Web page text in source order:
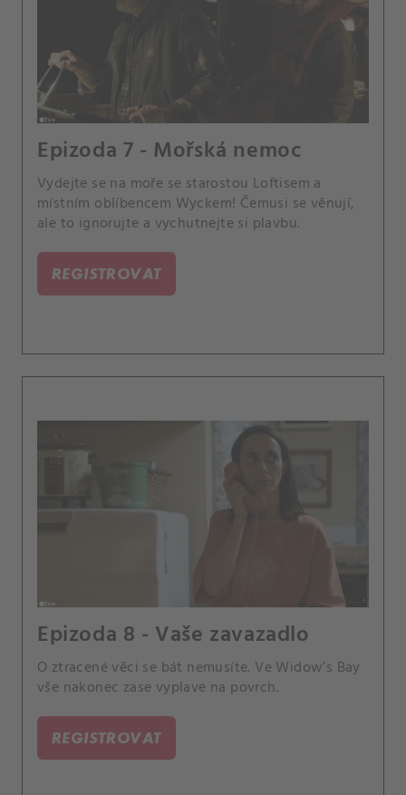
Epizoda 7 - Mořská nemoc
Vydejte se na moře se starostou Loftisem a
místním oblíbencem Wyckem! Čemusi se věnují,
ale to ignorujte a vychutnejte si plavbu.
REGISTROVAT
Epizoda 8 - Vaše zavazadlo
O ztracené věci se bát nemusíte. Ve Widow’s Bay
vše nakonec zase vyplave na povrch.
REGISTROVAT